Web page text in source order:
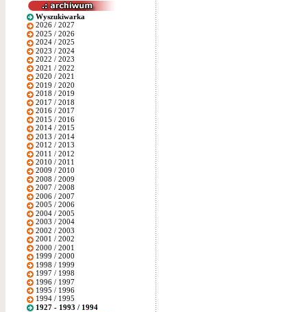
Wyszukiwarka
2026 / 2027
2025 / 2026
2024 / 2025
2023 / 2024
2022 / 2023
2021 / 2022
2020 / 2021
2019 / 2020
2018 / 2019
2017 / 2018
2016 / 2017
2015 / 2016
2014 / 2015
2013 / 2014
2012 / 2013
2011 / 2012
2010 / 2011
2009 / 2010
2008 / 2009
2007 / 2008
2006 / 2007
2005 / 2006
2004 / 2005
2003 / 2004
2002 / 2003
2001 / 2002
2000 / 2001
1999 / 2000
1998 / 1999
1997 / 1998
1996 / 1997
1995 / 1996
1994 / 1995
1927 - 1993 / 1994